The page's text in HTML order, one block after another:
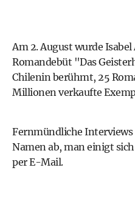
Am 2. August wurde
Romandebüt "Das
Chilenin berühmt, 25
Millionen verkaufte
Fernmündliche
Namen ab, man einigt
per E-Mail.